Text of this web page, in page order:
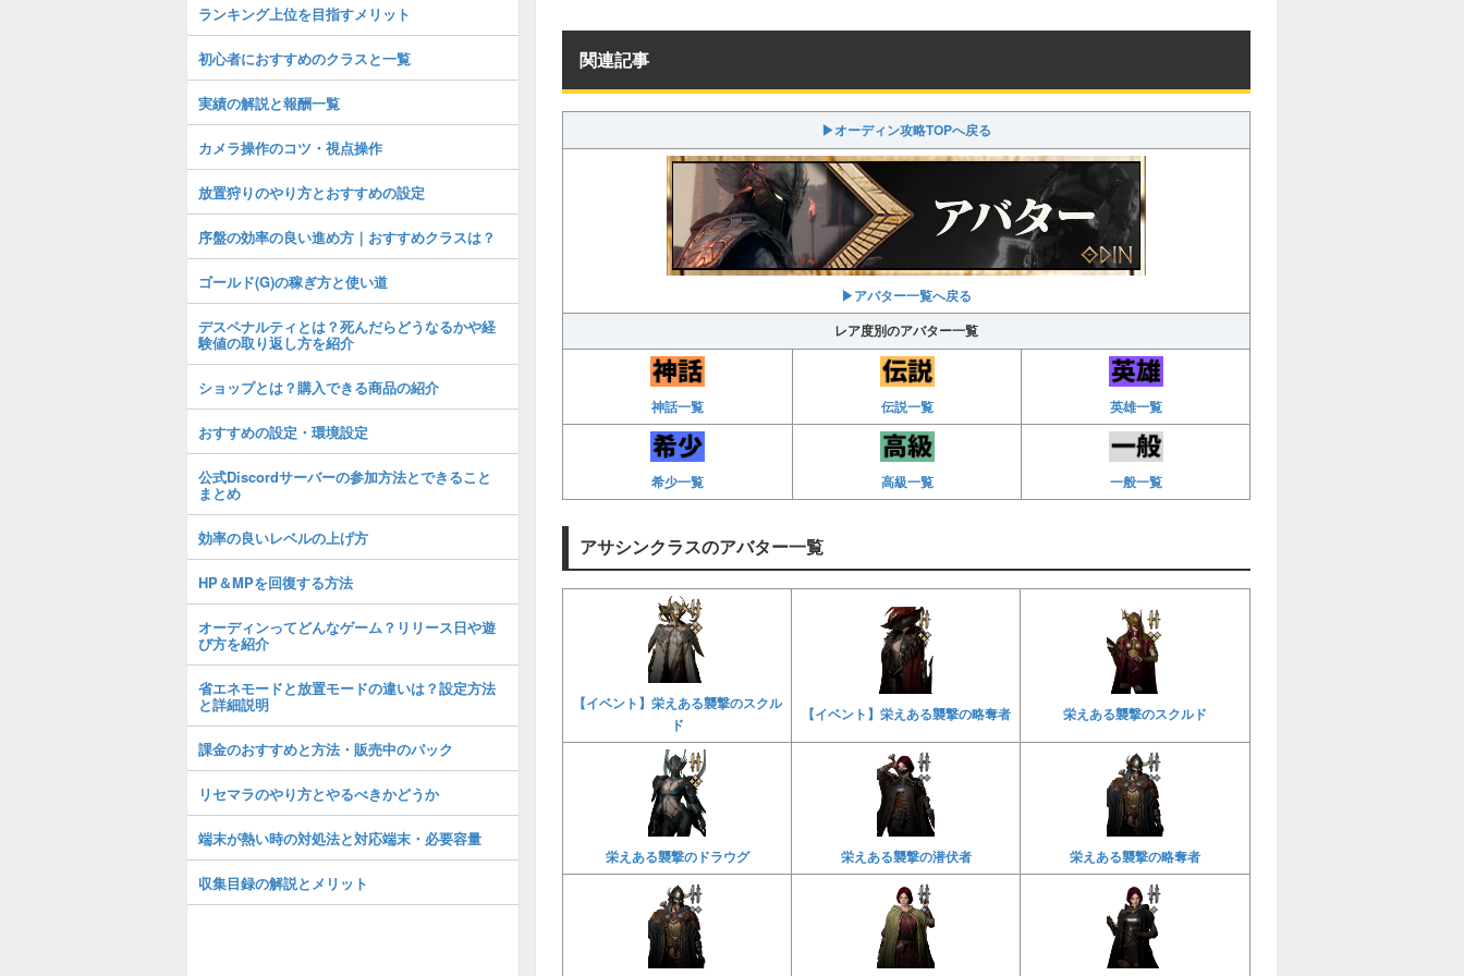
関連記事
▶オーディン攻略TOPへ戻る
▶アバター一覧へ戻る
レア度別のアバター一覧
神話一覧 伝説一覧 英雄一覧
希少一覧 高級一覧 一般一覧
アサシンクラスのアバター一覧
【イベント】栄えある襲撃のスクル
ド
【イベント】栄えある襲撃の略奪者 栄えある襲撃のスクルド
栄えある襲撃のドラウグ 栄えある襲撃の潜伏者 栄えある襲撃の略奪者
ランキング上位を目指すメリット
初心者におすすめのクラスと一覧
実績の解説と報酬一覧
カメラ操作のコツ・視点操作
放置狩りのやり方とおすすめの設定
序盤の効率の良い進め方｜おすすめクラスは？
ゴールド(G)の稼ぎ方と使い道
デスペナルティとは？死んだらどうなるかや経
験値の取り返し方を紹介
ショップとは？購入できる商品の紹介
おすすめの設定・環境設定
公式Discordサーバーの参加方法とできること
まとめ
効率の良いレベルの上げ方
HP＆MPを回復する方法
オーディンってどんなゲーム？リリース日や遊
び方を紹介
省エネモードと放置モードの違いは？設定方法
と詳細説明
課金のおすすめと方法・販売中のパック
リセマラのやり方とやるべきかどうか
端末が熱い時の対処法と対応端末・必要容量
収集目録の解説とメリット